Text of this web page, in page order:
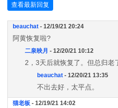
查看最新回复
beauchat - 12/19/21 20:24
阿黄恢复啦?
二泉映月 - 12/20/21 10:12
2，3天后就恢复了。但总归老
beauchat - 12/20/21 13:35
不出去好，太平点。
猫老板 - 12/19/21 14:02